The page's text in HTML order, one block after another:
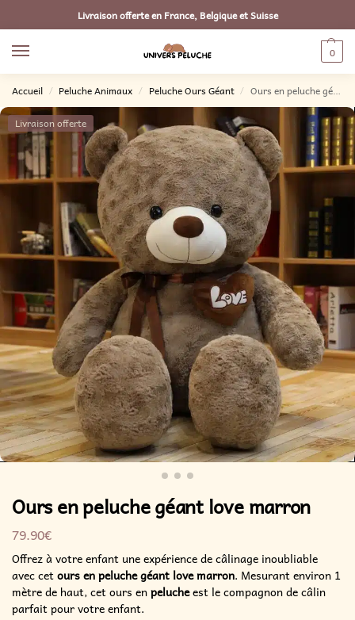
Livraison offerte en France, Belgique et Suisse
0
Accueil / Peluche Animaux / Peluche Ours Géant / Ours en peluche géant love marron
Livraison offerte
Ours en peluche géant love marron
79.90€
Offrez à votre enfant une expérience de câlinage inoubliable
avec cetours en peluche géant love marron. Mesurant environ 1
mètre de haut, cet ours enpelucheest le compagnon de câlin
parfait pour votre enfant.